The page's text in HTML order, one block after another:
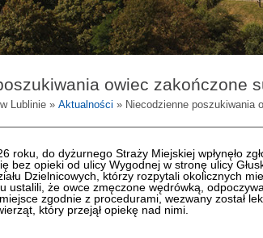
owiec zakończone
Lublinie » Aktualności » Niecodzienne poszukiwania
roku, do dyżurnego Straży Miejskiej wpłynęło
bez opieki od ulicy Wygodnej w stronę ulicy
Dzielnicowych, którzy rozpytali okolicznych
ustalili, że owce zmęczone wędrówką,
zgodnie z procedurami, wezwany został
który przejął opiekę nad nimi.